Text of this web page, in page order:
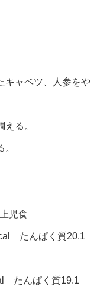
キャベツ、人参をや
る。
児食
たんぱく質20.1
たんぱく質19.1